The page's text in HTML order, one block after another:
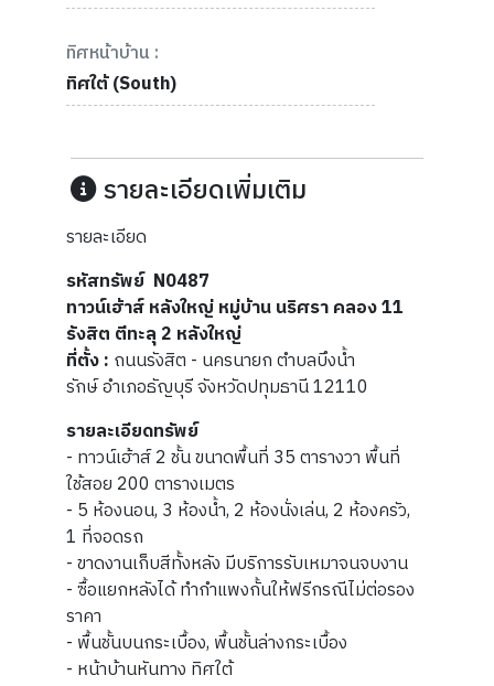
ทิศหน้าบ้าน :
ทิศใต้ (South)
รายละเอียดเพิ่มเติม
รายละเอียด
รหัสทรัพย์ N0487
ทาวน์เฮ้าส์ หลังใหญ่ หมู่บ้าน นริศรา คลอง 11
รังสิต ตีทะลุ 2 หลังใหญ่
ที่ตั้ง : ถนนรังสิต - นครนายก ตำบลบึงน้ำ
รักษ์ อำเภอธัญบุรี จังหวัดปทุมธานี 12110
รายละเอียดทรัพย์
- ทาวน์เฮ้าส์ 2 ชั้น ขนาดพื้นที่ 35 ตารางวา พื้นที่
ใช้สอย 200 ตารางเมตร
- 5 ห้องนอน, 3 ห้องน้ำ, 2 ห้องนั่งเล่น, 2 ห้องครัว,
1 ที่จอดรถ
- ขาดงานเก็บสีทั้งหลัง มีบริการรับเหมาจนจบงาน
- ซื้อแยกหลังได้ ทำกำแพงกั้นให้ฟรีกรณีไม่ต่อรอง
ราคา
- พื้นชั้นบนกระเบื้อง, พื้นชั้นล่างกระเบื้อง
- หน้าบ้านหันทาง ทิศใต้